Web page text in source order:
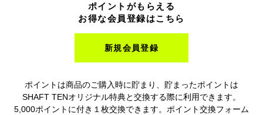
ポイントがもらえる
お得な会員登録はこちら
新規会員登録
ポイントは商品のご購入時に貯まり、貯まったポイントは
SHAFT TENオリジナル特典と交換する際に利用できます。
5,000ポイントに付き１枚交換できます。ポイント交換フォーム